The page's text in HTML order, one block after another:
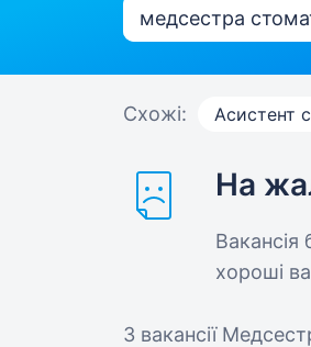
Схожі: Асистент
На
хороші
3 вакансії